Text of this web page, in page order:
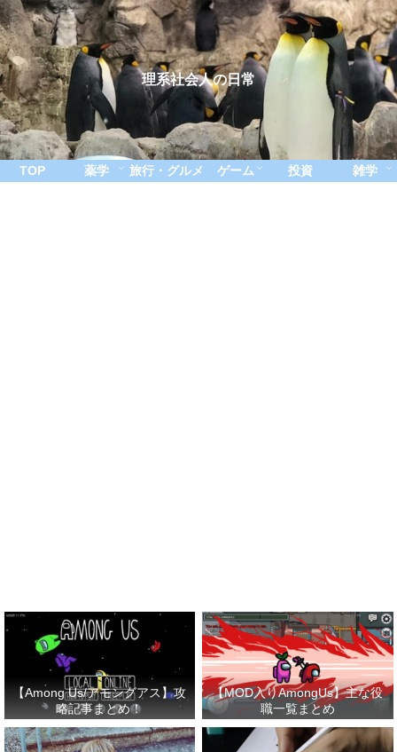
理系社会人の日常
TOP 薬学 旅行・グルメ ゲーム 投資 雑学
【Among Us/アモングアス】攻
略記事まとめ！
【MOD入りAmongUs】主な役
職一覧まとめ